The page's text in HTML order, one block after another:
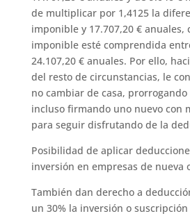
de multiplicar por 1,4125 la
imponible y 17.707,20 € anuales,
imponible esté comprendida
24.107,20 € anuales. Por ello,
del resto de circunstancias, le
no cambiar de casa,
incluso firmando uno nuevo con
para seguir disfrutando de la
Posibilidad de aplicar
inversión en empresas de nueva
También dan derecho a
un 30% la inversión o